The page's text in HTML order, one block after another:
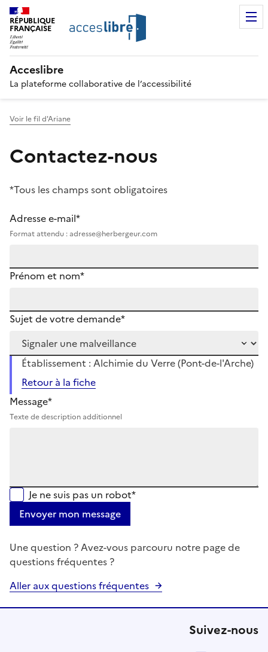
RÉPUBLIQUE
FRANÇAISE
Acceslibre
La plateforme collaborative de l’accessibilité
Voir le fil d'Ariane
Contactez-nous
*Tous les champs sont obligatoires
Adresse e-mail*
Format attendu : adresse@herbergeur.com
Prénom et nom*
Sujet de votre demande*
Établissement : Alchimie du Verre (Pont-de-l'Arche)
Retour à la fiche
Message*
Texte de description additionnel
Je ne suis pas un robot*
Envoyer mon message
Une question ? Avez-vous parcouru notre page de
questions fréquentes ?
Aller aux questions fréquentes
Suivez-nous